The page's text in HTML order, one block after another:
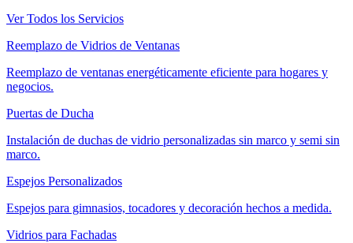
Ver Todos los Servicios
Reemplazo de Vidrios de Ventanas
Reemplazo de ventanas energéticamente eficiente para hogares y
negocios.
Puertas de Ducha
Instalación de duchas de vidrio personalizadas sin marco y semi sin
marco.
Espejos Personalizados
Espejos para gimnasios, tocadores y decoración hechos a medida.
Vidrios para Fachadas